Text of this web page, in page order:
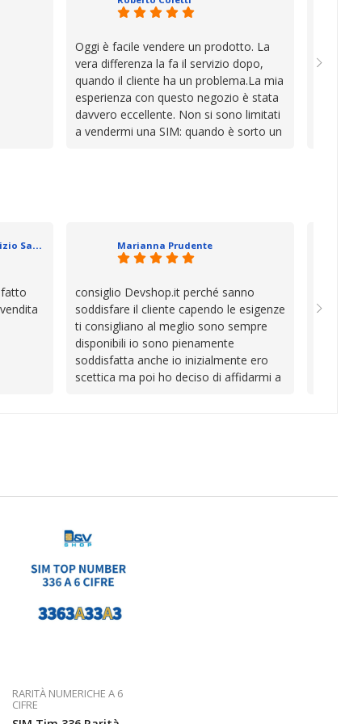
Oggi è facile vendere un prodotto. La
vera differenza la fa il servizio dopo,
quando il cliente ha un problema.La mia
esperienza con questo negozio è stata
davvero eccellente. Non si sono limitati
a vendermi una SIM: quando è sorto un
trascurata, trovare persone che si
prendono il tempo di aiutarti fa davvero
la differenza.Per questo motivo li
consiglio senza alcuna esitazione.
Complimenti per la serietà, la
competenza e, soprattutto, per
l’attenzione che dedicate ai vostri clienti.
Continuate così! Roberto Olanda
sono
Geometra Abilitato Maurizio Sammartano Marianna Prudente
consiglio Devshop.it perché sanno
soddisfare il cliente capendo le esigenze
ti consigliano al meglio sono sempre
disponibili io sono pienamente
soddisfatta anche io inizialmente ero
scettica ma poi ho deciso di affidarmi a
cambio
RARITÀ NUMERICHE A 6
CIFRE